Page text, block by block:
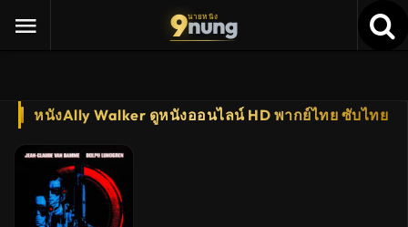
9นายหนัง
nung
หนังAlly Walker ดูหนังออนไลน์ HD พากย์ไทย ซับไทย